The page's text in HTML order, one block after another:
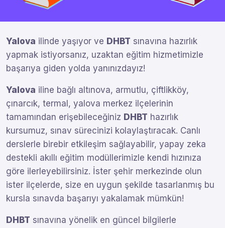
Yalova ilinde yaşıyor ve DHBT sınavına hazırlık
yapmak istiyorsanız, uzaktan eğitim hizmetimizle
başarıya giden yolda yanınızdayız!
Yalova iline bağlı altınova, armutlu, çiftlikköy,
çınarcık, termal, yalova merkez ilçelerinin
tamamından erişebileceğiniz DHBT hazırlık
kursumuz, sınav sürecinizi kolaylaştıracak. Canlı
derslerle birebir etkileşim sağlayabilir, yapay zeka
destekli akıllı eğitim modüllerimizle kendi hızınıza
göre ilerleyebilirsiniz. İster şehir merkezinde olun
ister ilçelerde, size en uygun şekilde tasarlanmış bu
kursla sınavda başarıyı yakalamak mümkün!
DHBT sınavına yönelik en güncel bilgilerle